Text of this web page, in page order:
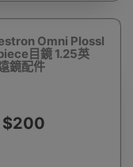
Omni Plossl
目鏡 1.25英
鏡配件
$200